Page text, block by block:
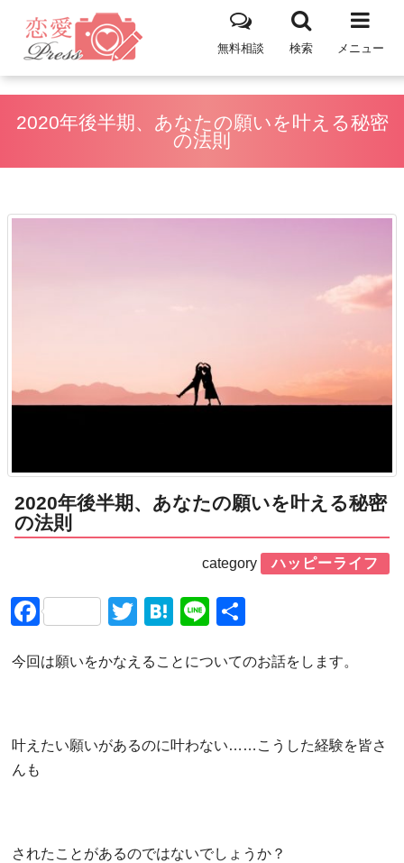
メニュー
検索
無料相談
2020年後半期、あなたの願いを叶える秘密
の法則
2020年後半期、あなたの願いを叶える秘密
の法則
category ハッピーライフ
FacebookTwitter
Hatena
Line
今回は願いをかなえることについてのお話をします。
叶えたい願いがあるのに叶わない……こうした経験を皆さ
んも
されたことがあるのではないでしょうか？